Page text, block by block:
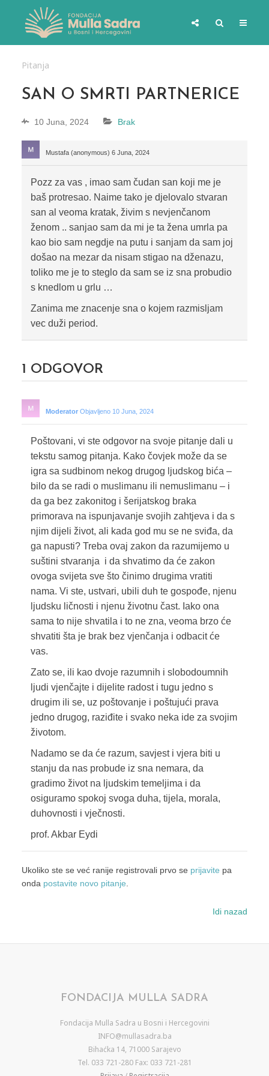
Pitanja
SAN O SMRTI PARTNERICE
10 Juna, 2024 Brak
Mustafa (anonymous) 6 Juna, 2024
Pozz za vas , imao sam čudan san koji me je
baš protresao. Naime tako je djelovalo stvaran
san al veoma kratak, živim s nevjenčanom
ženom .. sanjao sam da mi je ta žena umrla pa
kao bio sam negdje na putu i sanjam da sam joj
došao na mezar da nisam stigao na dženazu,
toliko me je to steglo da sam se iz sna probudio
s knedlom u grlu …
Zanima me znacenje sna o kojem razmisljam
vec duži period.
1 ODGOVOR
Moderator Objavljeno 10 Juna, 2024
Poštovani, vi ste odgovor na svoje pitanje dali u
tekstu samog pitanja. Kako čovjek može da se
igra sa sudbinom nekog drugog ljudskog bića –
bilo da se radi o muslimanu ili nemuslimanu – i
da ga bez zakonitog i šerijatskog braka
primorava na ispunjavanje svojih zahtjeva i da s
njim dijeli život, ali kada god mu se ne sviđa, da
ga napusti? Treba ovaj zakon da razumijemo u
suštini stvaranja i da shvatimo da će zakon
ovoga svijeta sve što činimo drugima vratiti
nama. Vi ste, ustvari, ubili duh te gospođe, njenu
ljudsku ličnosti i njenu životnu čast. Iako ona
sama to nije shvatila i to ne zna, veoma brzo će
shvatiti šta je brak bez vjenčanja i odbacit će
vas.
Zato se, ili kao dvoje razumnih i slobodoumnih
ljudi vjenčajte i dijelite radost i tugu jedno s
drugim ili se, uz poštovanje i poštujući prava
jedno drugog, raziđite i svako neka ide za svojim
životom.
Nadamo se da će razum, savjest i vjera biti u
stanju da nas probude iz sna nemara, da
gradimo život na ljudskim temeljima i da
osiguramo spokoj svoga duha, tijela, morala,
duhovnosti i vječnosti.
prof. Akbar Eydi
Ukoliko ste se već ranije registrovali prvo se prijavite pa
onda postavite novo pitanje.
Idi nazad
FONDACIJA MULLA SADRA
Fondacija Mulla Sadra u Bosni i Hercegovini
INFO@mullasadra.ba
Bihaćka 14, 71000 Sarajevo
Tel. 033 721-280 Fax: 033 721-281